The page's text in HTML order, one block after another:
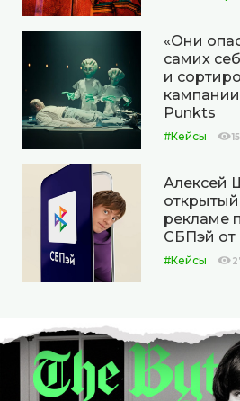
«Они
самих
и
Punkts
#Кейсы
Алексей
рекламе
СБПэй от
#Кейсы